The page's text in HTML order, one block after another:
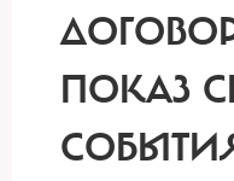
ПОКАЗ